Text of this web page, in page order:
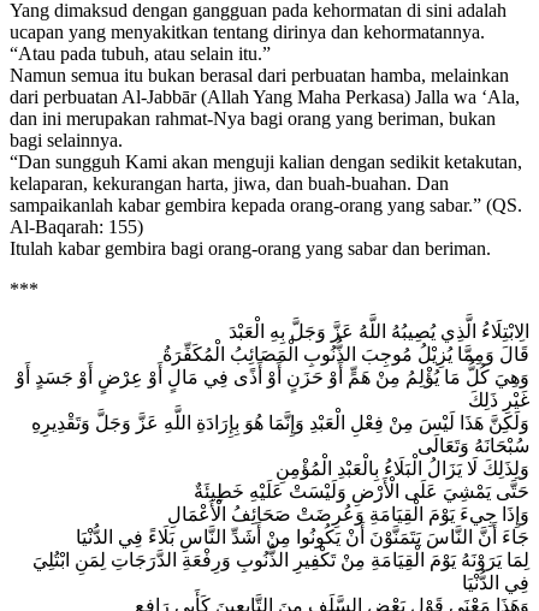
Yang dimaksud dengan gangguan pada kehormatan di sini adalah
ucapan yang menyakitkan tentang dirinya dan kehormatannya.
“Atau pada tubuh, atau selain itu.”
Namun semua itu bukan berasal dari perbuatan hamba, melainkan
dari perbuatan Al-Jabbār (Allah Yang Maha Perkasa) Jalla wa ‘Ala,
dan ini merupakan rahmat-Nya bagi orang yang beriman, bukan
bagi selainnya.
“Dan sungguh Kami akan menguji kalian dengan sedikit ketakutan,
kelaparan, kekurangan harta, jiwa, dan buah-buahan. Dan
sampaikanlah kabar gembira kepada orang-orang yang sabar.” (QS.
Al-Baqarah: 155)
Itulah kabar gembira bagi orang-orang yang sabar dan beriman.
***
الِابْتِلَاءُ الَّذِي يُصِيبُهُ اللَّهُ عَزَّ وَجَلَّ بِهِ الْعَبْدَ
قَالَ وَمِمَّا يُزِيْلُ مُوجِبَ الذُّنُوبِ الْمَصَائِبُ الْمُكَفِّرَةُ
وَهِيَ كُلُّ مَا يُؤْلِمُ مِنْ هَمٍّ أَوْ حَزَنٍ أَوْ أَذًى فِي مَالٍ أَوْ عِرْضٍ أَوْ جَسَدٍ أَوْ
غَيْرِ ذَلِكَ
وَلَكِنَّ هَذَا لَيْسَ مِنْ فِعْلِ الْعَبْدِ وَإِنَّمَا هُوَ بِإِرَادَةِ اللَّهِ عَزَّ وَجَلَّ وَتَقْدِيرِهِ
سُبْحَانَهُ وَتَعَالَى
وَلِذَلِكَ لَا يَزَالُ الْبَلَاءُ بِالْعَبْدِ الْمُؤْمِنِ
حَتَّى يَمْشِيَ عَلَى الْأَرْضِ وَلَيْسَتْ عَلَيْهِ خَطِيئَةٌ
وَإِذَا جِيءَ يَوْمَ الْقِيَامَةِ وَعُرِضَتْ صَحَائِفُ الْأَعْمَالِ
جَاءَ أَنَّ النَّاسَ يَتَمَنَّوْنَ أَنْ يَكُونُوا مِنْ أَشَدِّ النَّاسِ بَلَاءً فِي الدُّنْيَا
لِمَا يَرَوْنَهُ يَوْمَ الْقِيَامَةِ مِنْ تَكْفِيرِ الذُّنُوبِ وَرِفْعَةِ الدَّرَجَاتِ لِمَنِ ابْتُلِيَ
فِي الدُّنْيَا
وَهَذَا مَعْنَى قَوْلِ بَعْضِ السَّلَفِ مِنَ التَّابِعِينَ كَأَبِي رَافِعٍ